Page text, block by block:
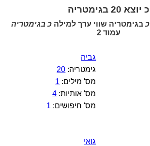
כ יוצא 20 בגימטריה
כ בגימטריה שווי ערך למילה כ בגימטריה
עמוד 2
גביה
גימטריה: 20
מס' מילים: 1
מס' אותיות: 4
מס' חיפושים: 1
גואי